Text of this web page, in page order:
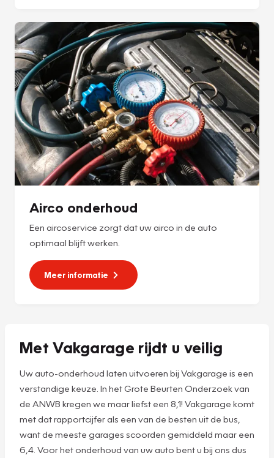
Airco onderhoud
Een aircoservice zorgt dat uw airco in de auto
optimaal blijft werken.
Meer informatie
Met Vakgarage rijdt u veilig
Uw auto-onderhoud laten uitvoeren bij Vakgarage is een
verstandige keuze. In het Grote Beurten Onderzoek van
de ANWB kregen we maar liefst een 8,1! Vakgarage komt
met dat rapportcijfer als een van de besten uit de bus,
want de meeste garages scoorden gemiddeld maar een
6,4. Voor het onderhoud van uw auto bent u bij ons dus